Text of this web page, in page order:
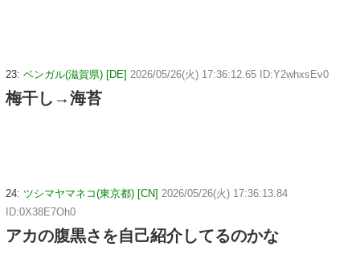
23: ベンガル(滋賀県) [DE] 2026/05/26(火) 17:36:12.65 ID:Y2whxsEv0
梅干し→海苔
24: ツシマヤマネコ(東京都) [CN] 2026/05/26(火) 17:36:13.84
ID:0X38E7Oh0
アカの腹黒さを自己紹介してるのかな